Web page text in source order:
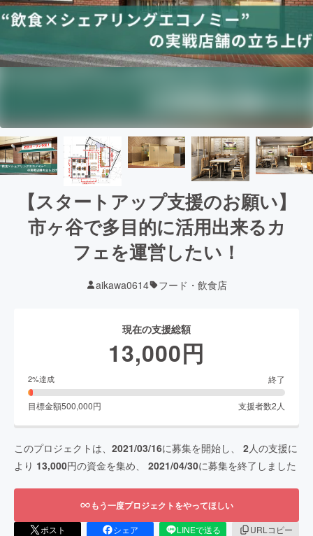
【スタートアップ支援のお願い】
市ヶ谷で多目的に活用出来るカ
フェを運営したい！
aikawa0614 フード・飲食店
現在の支援総額
13,000円
2%達成 終了
目標金額500,000円 支援者数2 人
このプロジェクトは、 2021/03/16に募集を開始し、 2人の支援に
より 13,000円の資金を集め、 2021/04/30に募集を終了しました
もう一度プロジェクトをやってほしい
ポスト シェア LINEで送る
URLコピー